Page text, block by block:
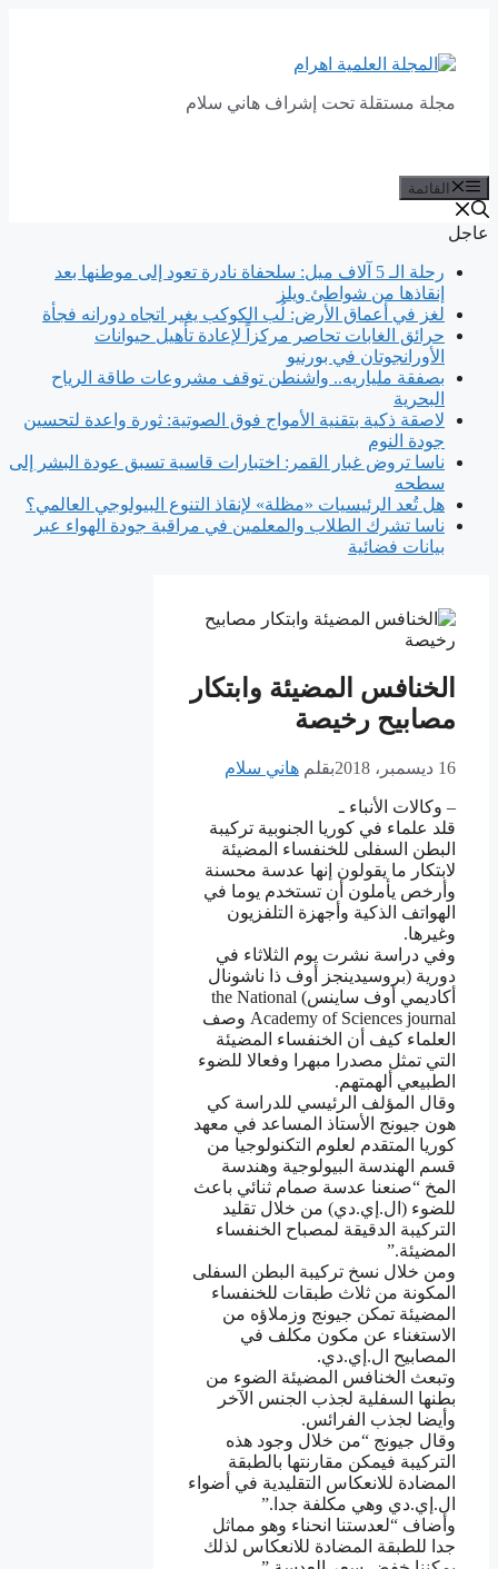
المحتوى
مجلة مستقلة تحت إشراف هاني سلام
القائمة
عاجل
رحلة الـ 5 آلاف ميل: سلحفاة نادرة تعود إلى موطنها بعد
إنقاذها من شواطئ ويلز
لغز في أعماق الأرض: لُب الكوكب يغير اتجاه دورانه فجأة
حرائق الغابات تحاصر مركزاً لإعادة تأهيل حيوانات
الأورانجوتان في بورنيو
بصفقة ملياريه.. واشنطن توقف مشروعات طاقة الرياح
البحرية
لاصقة ذكية بتقنية الأمواج فوق الصوتية: ثورة واعدة لتحسين
جودة النوم
ناسا تروض غبار القمر: اختبارات قاسية تسبق عودة البشر إلى
سطحه
هل تُعد الرئيسيات «مظلة» لإنقاذ التنوع البيولوجي العالمي؟
ناسا تشرك الطلاب والمعلمين في مراقبة جودة الهواء عبر
بيانات فضائية
الخنافس المضيئة وابتكار
مصابيح رخيصة
16 ديسمبر، 2018 بقلم هاني سلام
– وكالات الأنباء ـ
قلد علماء في كوريا الجنوبية تركيبة
البطن السفلى للخنفساء المضيئة
لابتكار ما يقولون إنها عدسة محسنة
وأرخص يأملون أن تستخدم يوما في
الهواتف الذكية وأجهزة التلفزيون
وغيرها.
وفي دراسة نشرت يوم الثلاثاء في
دورية (بروسيدينجز أوف ذا ناشونال
أكاديمي أوف ساينس) the National
Academy of Sciences journal وصف
العلماء كيف أن الخنفساء المضيئة
التي تمثل مصدرا مبهرا وفعالا للضوء
الطبيعي ألهمتهم.
وقال المؤلف الرئيسي للدراسة كي
هون جيونج الأستاذ المساعد في معهد
كوريا المتقدم لعلوم التكنولوجيا من
قسم الهندسة البيولوجية وهندسة
المخ “صنعنا عدسة صمام ثنائي باعث
للضوء (ال.إي.دي) من خلال تقليد
التركيبة الدقيقة لمصباح الخنفساء
المضيئة.”
ومن خلال نسخ تركيبة البطن السفلى
المكونة من ثلاث طبقات للخنفساء
المضيئة تمكن جيونج وزملاؤه من
الاستغناء عن مكون مكلف في
المصابيح ال.إي.دي.
وتبعث الخنافس المضيئة الضوء من
بطنها السفلية لجذب الجنس الآخر
وأيضا لجذب الفرائس.
وقال جيونج “من خلال وجود هذه
التركيبة فيمكن مقارنتها بالطبقة
المضادة للانعكاس التقليدية في أضواء
ال.إي.دي وهي مكلفة جدا.”
وأضاف “لعدستنا انحناء وهو مماثل
جدا للطبقة المضادة للانعكاس لذلك